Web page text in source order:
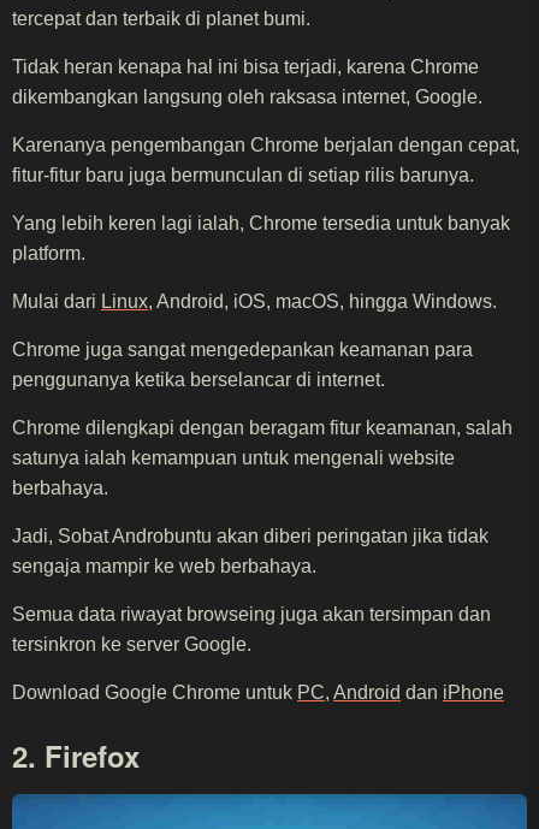
tercepat dan terbaik di planet bumi.
Tidak heran kenapa hal ini bisa terjadi, karena Chrome
dikembangkan langsung oleh raksasa internet, Google.
Karenanya pengembangan Chrome berjalan dengan cepat,
fitur-fitur baru juga bermunculan di setiap rilis barunya.
Yang lebih keren lagi ialah, Chrome tersedia untuk banyak
platform.
Mulai dari Linux, Android, iOS, macOS, hingga Windows.
Chrome juga sangat mengedepankan keamanan para
penggunanya ketika berselancar di internet.
Chrome dilengkapi dengan beragam fitur keamanan, salah
satunya ialah kemampuan untuk mengenali website
berbahaya.
Jadi, Sobat Androbuntu akan diberi peringatan jika tidak
sengaja mampir ke web berbahaya.
Semua data riwayat browseing juga akan tersimpan dan
tersinkron ke server Google.
Download Google Chrome untuk PC, Android dan iPhone
2. Firefox